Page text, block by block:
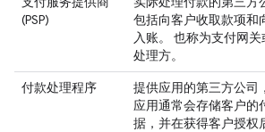
(PSP)
包括向客户收取款项和
入账。 也称为支付网
处理方。
付款处理程序
提供应用的第三方公司
应用通常会存储客户的
据，并在获得客户授权